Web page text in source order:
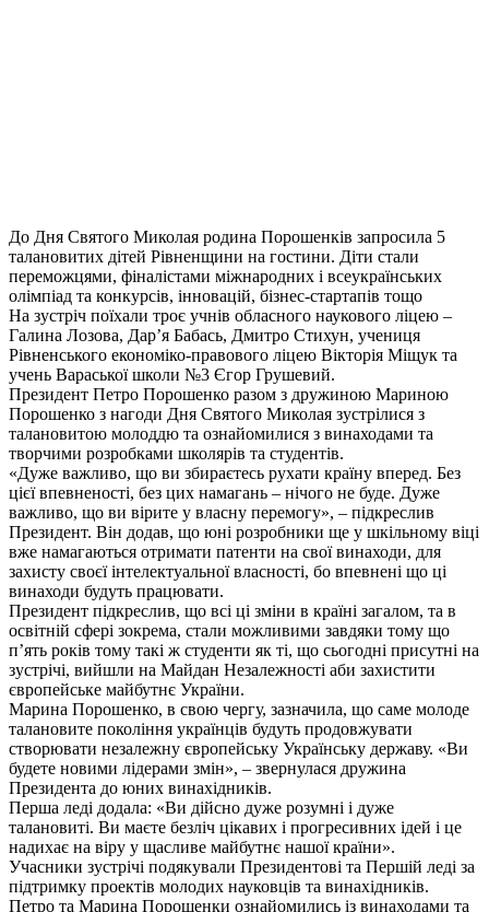
До Дня Святого Миколая родина Порошенків запросила 5
талановитих дітей Рівненщини на гостини. Діти стали
переможцями, фіналістами міжнародних і всеукраїнських
олімпіад та конкурсів, інновацій, бізнес-стартапів тощо
На зустріч поїхали троє учнів обласного наукового ліцею –
Галина Лозова, Дар’я Бабась, Дмитро Стихун, учениця
Рівненського економіко-правового ліцею Вікторія Міщук та
учень Вараської школи №3 Єгор Грушевий.
Президент Петро Порошенко разом з дружиною Мариною
Порошенко з нагоди Дня Святого Миколая зустрілися з
талановитою молоддю та ознайомилися з винаходами та
творчими розробками школярів та студентів.
«Дуже важливо, що ви збираєтесь рухати країну вперед. Без
цієї впевненості, без цих намагань – нічого не буде. Дуже
важливо, що ви вірите у власну перемогу», – підкреслив
Президент. Він додав, що юні розробники ще у шкільному віці
вже намагаються отримати патенти на свої винаходи, для
захисту своєї інтелектуальної власності, бо впевнені що ці
винаходи будуть працювати.
Президент підкреслив, що всі ці зміни в країні загалом, та в
освітній сфері зокрема, стали можливими завдяки тому що
п’ять років тому такі ж студенти як ті, що сьогодні присутні на
зустрічі, вийшли на Майдан Незалежності аби захистити
європейське майбутнє України.
Марина Порошенко, в свою чергу, зазначила, що саме молоде
талановите покоління українців будуть продовжувати
створювати незалежну європейську Українську державу. «Ви
будете новими лідерами змін», – звернулася дружина
Президента до юних винахідників.
Перша леді додала: «Ви дійсно дуже розумні і дуже
талановиті. Ви маєте безліч цікавих і прогресивних ідей і це
надихає на віру у щасливе майбутнє нашої країни».
Учасники зустрічі подякували Президентові та Першій леді за
підтримку проектів молодих науковців та винахідників.
Петро та Марина Порошенки ознайомились із винаходами та